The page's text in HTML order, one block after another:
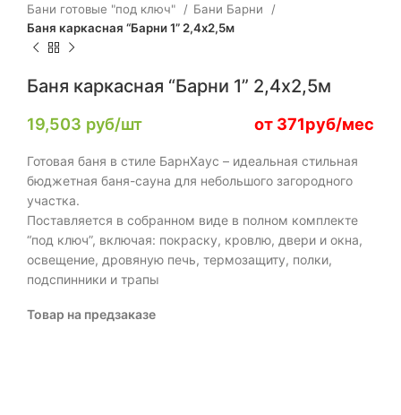
Бани готовые "под ключ"
Бани Барни
Баня каркасная “Барни 1” 2,4х2,5м
Баня каркасная “Барни 1” 2,4х2,5м
19,503 руб/шт от 371руб/мес
Готовая баня в стиле БарнХаус – идеальная стильная
бюджетная баня-сауна для небольшого загородного
участка.
Поставляется в собранном виде в полном комплекте
“под ключ”, включая: покраску, кровлю, двери и окна,
освещение, дровяную печь, термозащиту, полки,
подспинники и трапы
Товар на предзаказе